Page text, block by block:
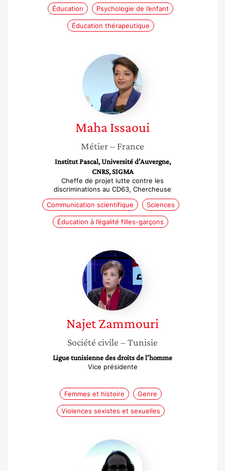
Éducation Psychologie de l’enfant
Éducation thérapeutique
Maha
Issaoui
MahaIssaoui
Métier– France
Institut Pascal, Université d’Auvergne,
CNRS, SIGMA
Cheffe de projet lutte contre les
discriminations au CD63, Chercheuse
Communication scientifique
Sciences
Éducation à l’égalité filles-garçons
Najet
Zammouri
NajetZammouri
Société civile – Tunisie
Ligue tunisienne des droits de l’homme
Vice présidente
Femmes et histoire Genre
Violences sexistes et sexuelles
Meriem
Rodary